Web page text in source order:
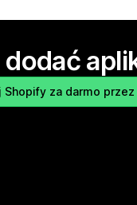
Shopify za darmo przez